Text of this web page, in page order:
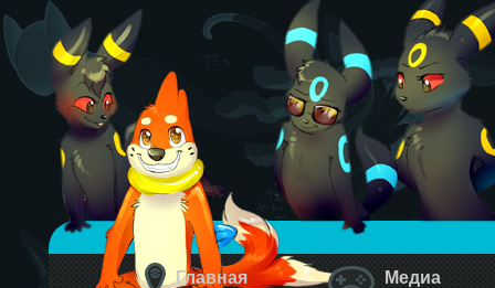
Главная Медиа